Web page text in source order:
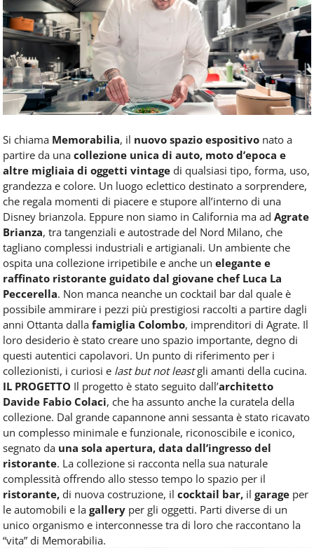
Service
e
tutte
le
novità
del
comparto
Si chiama Memorabilia, il nuovo spazio espositivo nato a
partire da una collezione unica di auto, moto d’epoca e
altre migliaia di oggetti vintage di qualsiasi tipo, forma, uso,
grandezza e colore. Un luogo eclettico destinato a sorprendere,
che regala momenti di piacere e stupore all’interno di una
Disney brianzola. Eppure non siamo in California ma ad Agrate
Brianza, tra tangenziali e autostrade del Nord Milano, che
tagliano complessi industriali e artigianali. Un ambiente che
ospita una collezione irripetibile e anche un elegante e
raffinato ristorante guidato dal giovane chef Luca La
Peccerella. Non manca neanche un cocktail bar dal quale è
possibile ammirare i pezzi più prestigiosi raccolti a partire dagli
anni Ottanta dalla famiglia Colombo, imprenditori di Agrate. Il
loro desiderio è stato creare uno spazio importante, degno di
questi autentici capolavori. Un punto di riferimento per i
collezionisti, i curiosi e last but not leastgli amanti della cucina.
IL PROGETTO Il progetto è stato seguito dall’architetto
Davide Fabio Colaci, che ha assunto anche la curatela della
collezione. Dal grande capannone anni sessanta è stato ricavato
un complesso minimale e funzionale, riconoscibile e iconico,
segnato da una sola apertura, data dall’ingresso del
ristorante. La collezione si racconta nella sua naturale
complessità offrendo allo stesso tempo lo spazio per il
ristorante, di nuova costruzione, il cocktail bar, il garage per
le automobili e la gallery per gli oggetti. Parti diverse di un
unico organismo e interconnesse tra di loro che raccontano la
“vita” di Memorabilia.